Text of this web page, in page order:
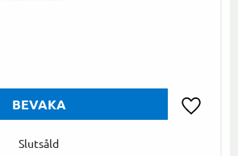
BEVAKA
Slutsåld